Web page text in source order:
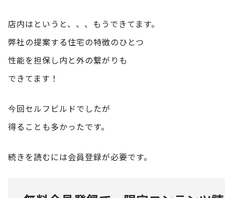
店内はというと、、、もうできてます。
弊社の提案する住宅の特徴のひとつ
性能を担保し内と外の繋がりも
できてます！
今回セルフビルドでしたが
得ることも多かったです。
続きを読むには会員登録が必要です。